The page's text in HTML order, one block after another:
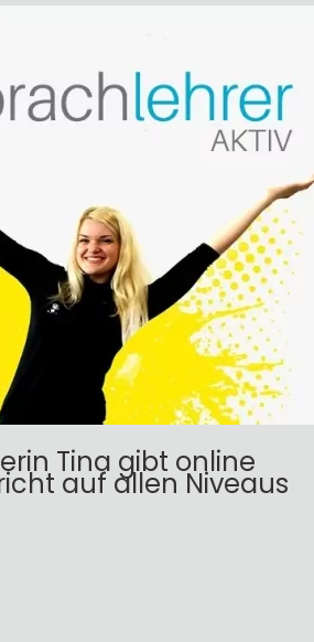
Tina gibt online
auf allen Niveaus